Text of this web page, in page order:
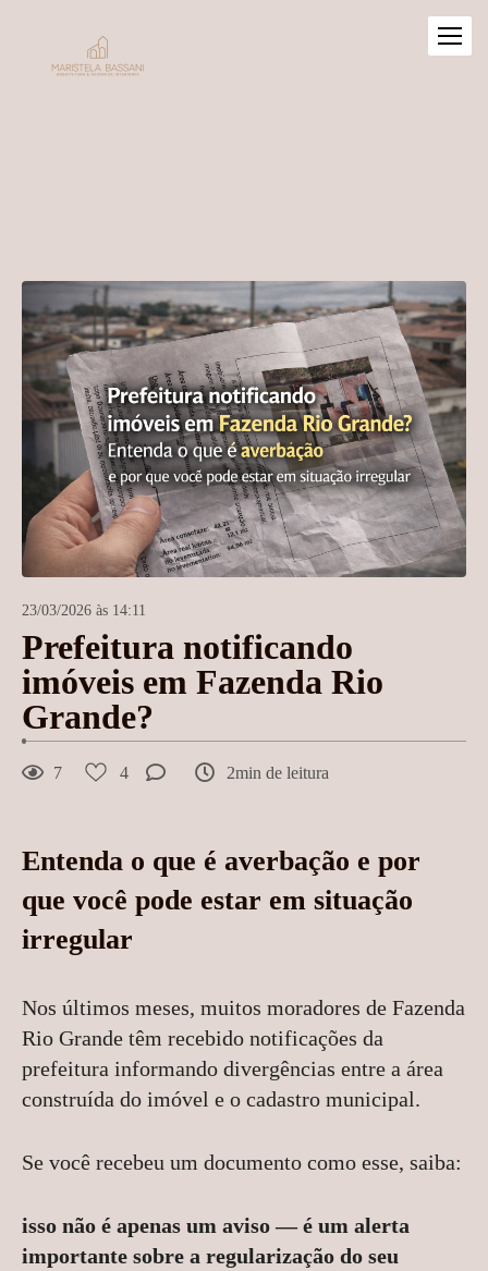
23/03/2026 às 14:11
Prefeitura notificando
imóveis em Fazenda Rio
Grande?
7 4 2min de leitura
Entenda o que é averbação e por
que você pode estar em situação
irregular
Nos últimos meses, muitos moradores de Fazenda
Rio Grande têm recebido notificações da
prefeitura informando divergências entre a área
construída do imóvel e o cadastro municipal.
Se você recebeu um documento como esse, saiba:
isso não é apenas um aviso — é um alerta
importante sobre a regularização do seu